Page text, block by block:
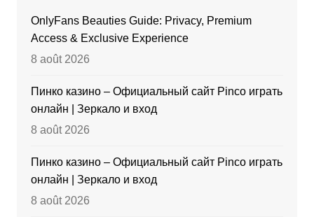
OnlyFans Beauties Guide: Privacy, Premium
Access & Exclusive Experience
8 août 2026
Пинко казино – Официальный сайт Pinco играть
онлайн | Зеркало и вход
8 août 2026
Пинко казино – Официальный сайт Pinco играть
онлайн | Зеркало и вход
8 août 2026